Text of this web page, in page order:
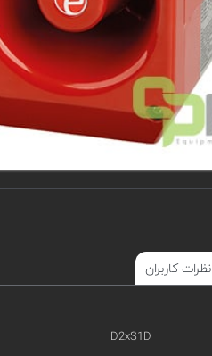
نظرات کاربران
D2xS1D